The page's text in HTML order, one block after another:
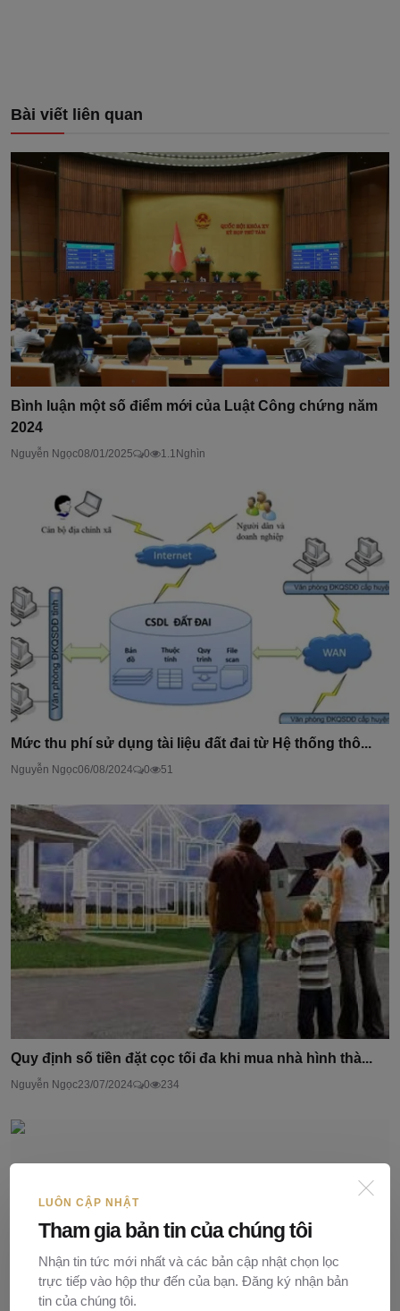
Bài viết liên quan
Bình luận một số điểm mới của Luật Công chứng năm
2024
Nguyễn Ngọc08/01/2025 0 1.1Nghìn
Mức thu phí sử dụng tài liệu đất đai từ Hệ thống thô...
Nguyễn Ngọc06/08/2024 0 51
Quy định số tiền đặt cọc tối đa khi mua nhà hình thà...
Nguyễn Ngọc23/07/2024 0 234
LUÔN CẬP NHẬT
Tham gia bản tin của chúng tôi
Nhận tin tức mới nhất và các bản cập nhật chọn lọc
trực tiếp vào hộp thư đến của bạn. Đăng ký nhận bản
tin của chúng tôi.